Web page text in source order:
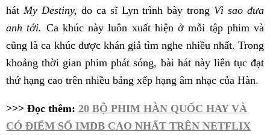
hát My Destiny, do ca sĩ Lyn trình bày trong Vì sao đưa
anh tới. Ca khúc này luôn xuất hiện ở mỗi tập phim và
cũng là ca khúc được khán giả tìm nghe nhiều nhất. Trong
khoảng thời gian phim phát sóng, bài hát này liên tục đạt
thứ hạng cao trên nhiều bảng xếp hạng âm nhạc của Hàn.
>>> Đọc thêm: 20 BỘ PHIM HÀN QUỐC HAY VÀ
CÓ ĐIỂM SỐ IMDB CAO NHẤT TRÊN NETFLIX